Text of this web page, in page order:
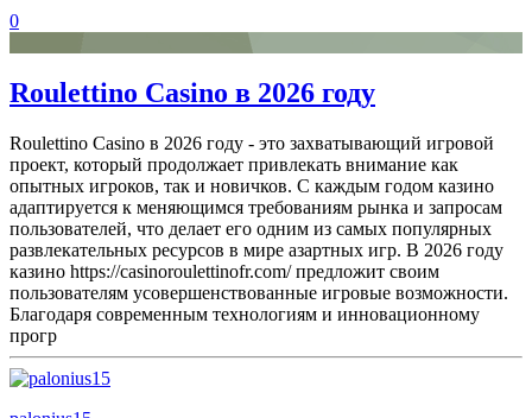
0
Roulettino Casino в 2026 году
Roulettino Casino в 2026 году - это захватывающий игровой
проект, который продолжает привлекать внимание как
опытных игроков, так и новичков. С каждым годом казино
адаптируется к меняющимся требованиям рынка и запросам
пользователей, что делает его одним из самых популярных
развлекательных ресурсов в мире азартных игр. В 2026 году
казино https://casinoroulettinofr.com/ предложит своим
пользователям усовершенствованные игровые возможности.
Благодаря современным технологиям и инновационному
прогр